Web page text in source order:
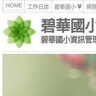
HOME 工作日誌 碧華國小 網
碧華國
碧華國小資訊管